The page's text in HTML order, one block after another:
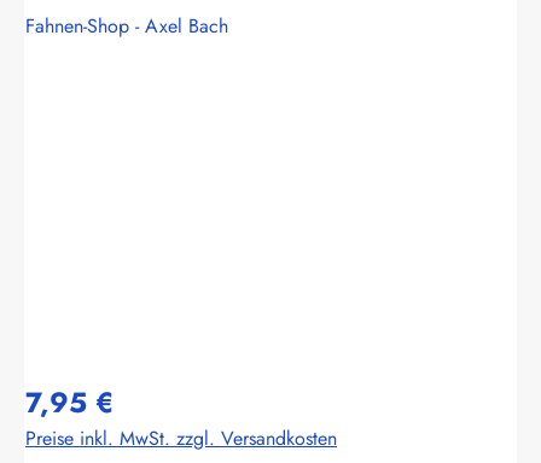
Fahnen-Shop - Axel Bach
7,95 €
Preise inkl. MwSt. zzgl. Versandkosten